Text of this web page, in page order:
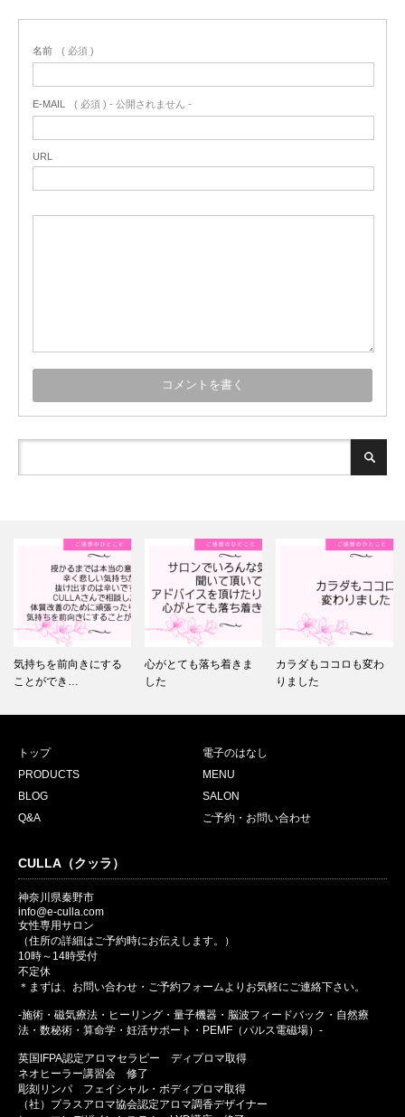
名前 ( 必須 )
E-MAIL ( 必須 ) - 公開されません -
URL
気持ちを前向きにする
ことができ…
心がとても落ち着きま
した
カラダもココロも変わ
りました
トップ
電子のはなし
PRODUCTS
MENU
BLOG
SALON
Q&A
ご予約・お問い合わせ
CULLA（クッラ）
神奈川県秦野市
info@e-culla.com
女性専用サロン
（住所の詳細はご予約時にお伝えします。）
10時～14時受付
不定休
＊まずは、お問い合わせ・ご予約フォームよりお気軽にご連絡下さい。
-施術・磁気療法・ヒーリング・量子機器・脳波フィードバック・自然療
法・数秘術・算命学・妊活サポート・PEMF（パルス電磁場）-
英国IFPA認定アロマセラピー ディプロマ取得
ネオヒーラー講習会 修了
彫刻リンパ フェイシャル・ボディプロマ取得
（社）プラスアロマ協会認定アロマ調香デザイナー